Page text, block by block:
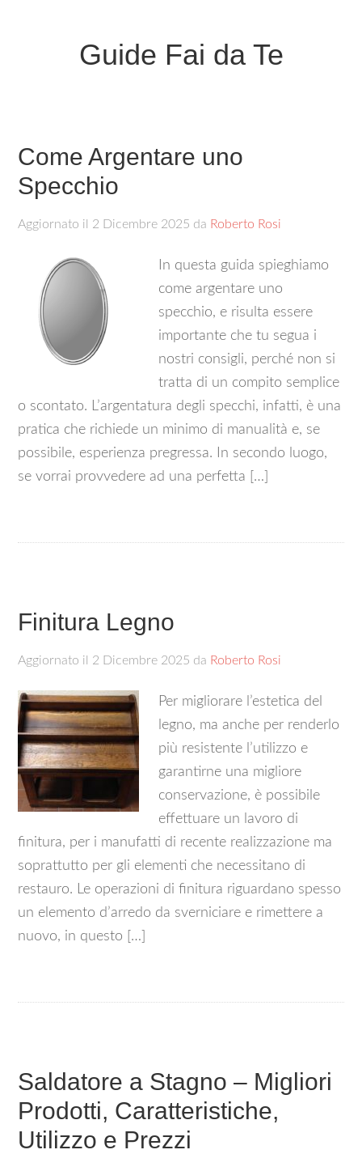
Guide Fai da Te
Come Argentare uno
Specchio
Aggiornato il 2 Dicembre 2025 da Roberto Rosi
In questa guida spieghiamo
come argentare uno
specchio, e risulta essere
importante che tu segua i
nostri consigli, perché non si
tratta di un compito semplice
o scontato. L’argentatura degli specchi, infatti, è una
pratica che richiede un minimo di manualità e, se
possibile, esperienza pregressa. In secondo luogo,
se vorrai provvedere ad una perfetta […]
Finitura Legno
Aggiornato il 2 Dicembre 2025 da Roberto Rosi
Per migliorare l’estetica del
legno, ma anche per renderlo
più resistente l’utilizzo e
garantirne una migliore
conservazione, è possibile
effettuare un lavoro di
finitura, per i manufatti di recente realizzazione ma
soprattutto per gli elementi che necessitano di
restauro. Le operazioni di finitura riguardano spesso
un elemento d’arredo da sverniciare e rimettere a
nuovo, in questo […]
Saldatore a Stagno – Migliori
Prodotti, Caratteristiche,
Utilizzo e Prezzi